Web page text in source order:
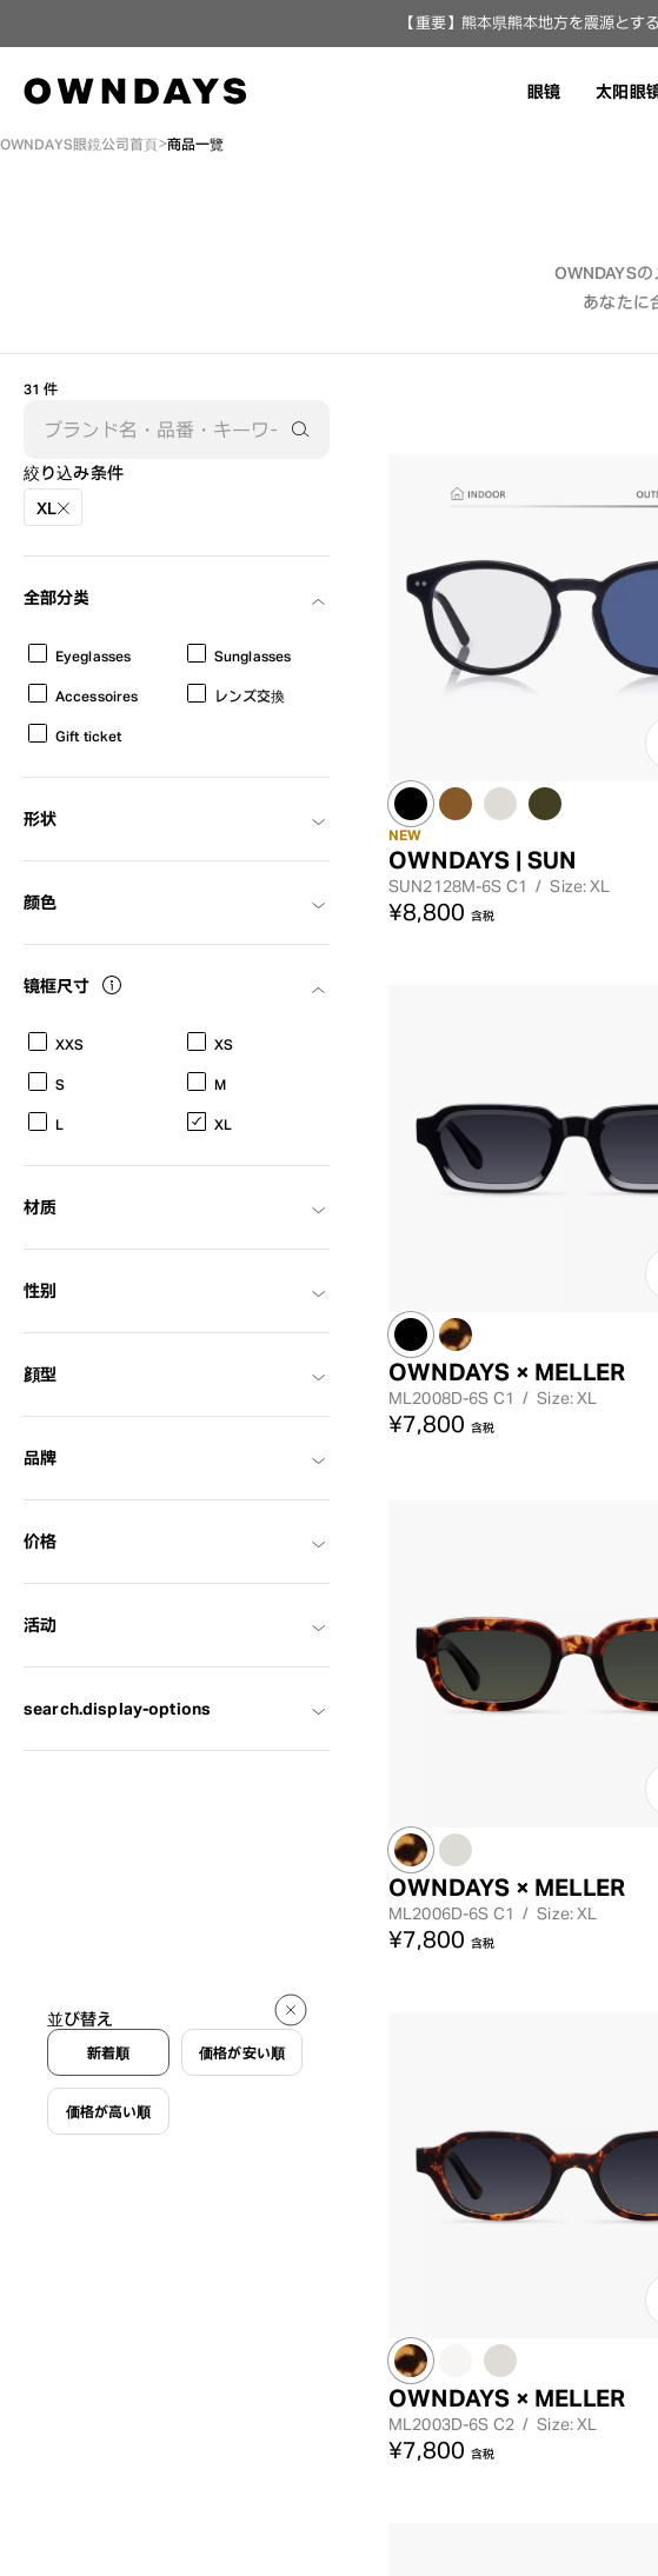
【重要】熊本県熊本地方を震源とす
眼镜 太阳眼
OWNDAYS眼鏡公司首頁 商品一覽
OWNDAYS
あなたに
31 件
絞り込み条件
XL
全部分类
Eyeglasses Sunglasses
Accessoires レンズ交換
Gift ticket
形状
颜色
镜框尺寸
XXS XS
S M
L XL
材质
性别
顔型
品牌
价格
活动
search.display-options
並び替え
新着順 価格が安い順
価格が高い順
NEW
OWNDAYS | SUN
SUN2128M-6S C1 / Size: XL
¥8,800 含税
OWNDAYS × MELLER
ML2008D-6S C1 / Size: XL
¥7,800 含税
OWNDAYS × MELLER
ML2006D-6S C1 / Size: XL
¥7,800 含税
OWNDAYS × MELLER
ML2003D-6S C2 / Size: XL
¥7,800 含税